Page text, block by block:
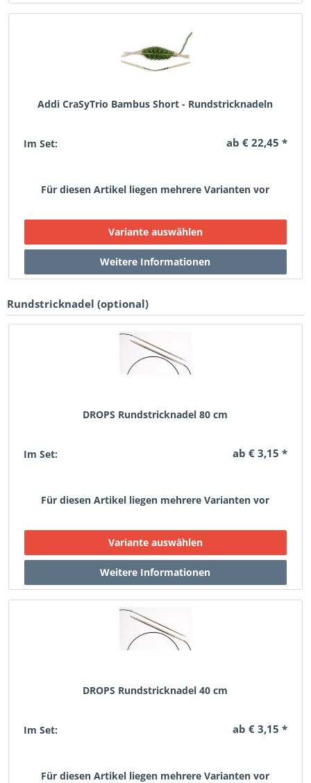
Addi CraSyTrio Bambus Short - Rundstricknadeln
Im Set: ab € 22,45 *
Für diesen Artikel liegen mehrere Varianten vor
Rundstricknadel (optional)
DROPS Rundstricknadel 80 cm
Im Set: ab € 3,15 *
Für diesen Artikel liegen mehrere Varianten vor
DROPS Rundstricknadel 40 cm
Im Set: ab € 3,15 *
Für diesen Artikel liegen mehrere Varianten vor